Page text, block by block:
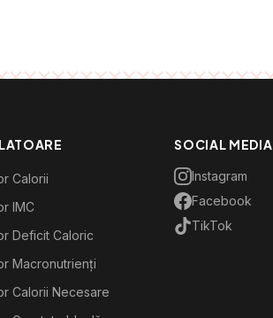
Calorii
IMC
Deficit Caloric
Macronutrienți
Calorii Necesare
SOCIAL MEDIA
Instagram
Facebook
TikTok